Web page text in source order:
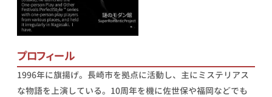
プロフィール
1996年に旗揚げ。長崎市を拠点に活動し、主にミステリアス
な物語を上演している。 10周年を機に佐世保や福岡などでも